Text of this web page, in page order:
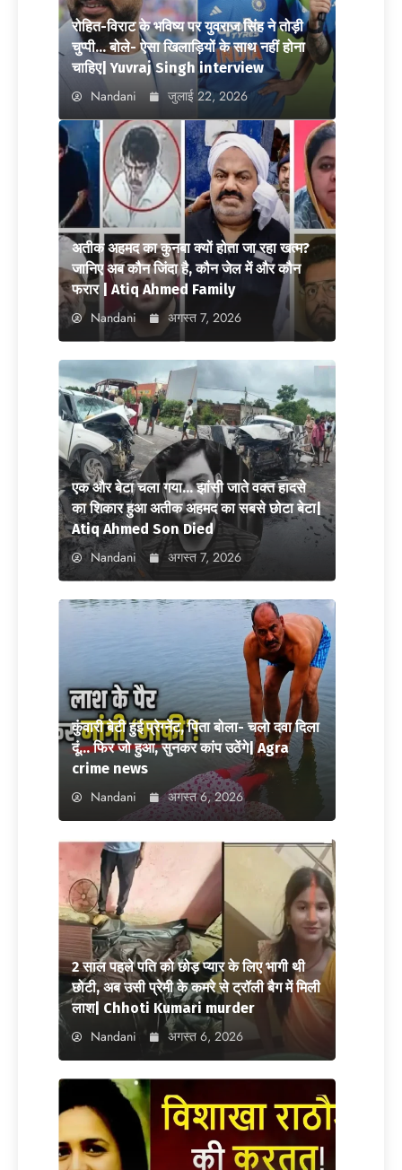
रोहित-विराट के भविष्य पर युवराज सिंह ने तोड़ी
चुप्पी… बोले- ऐसा खिलाड़ियों के साथ नहीं होना
चाहिए| Yuvraj Singh interview
Nandani जुलाई 22, 2026
अतीक अहमद का कुनबा क्यों होता जा रहा खत्म?
जानिए अब कौन जिंदा है, कौन जेल में और कौन
फरार | Atiq Ahmed Family
Nandani अगस्त 7, 2026
एक और बेटा चला गया… झांसी जाते वक्त हादसे
का शिकार हुआ अतीक अहमद का सबसे छोटा बेटा|
Atiq Ahmed Son Died
Nandani अगस्त 7, 2026
कुंवारी बेटी हुई प्रेग्नेंट, पिता बोला- चलो दवा दिला
दूं… फिर जो हुआ, सुनकर कांप उठेंगे| Agra
crime news
Nandani अगस्त 6, 2026
2 साल पहले पति को छोड़ प्यार के लिए भागी थी
छोटी, अब उसी प्रेमी के कमरे से ट्रॉली बैग में मिली
लाश| Chhoti Kumari murder
Nandani अगस्त 6, 2026